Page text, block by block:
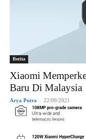
Berita
Xiaomi
Baru Di Malaysia
Arya Putra - 22/09/2021